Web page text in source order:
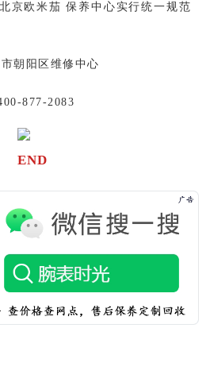
京欧米茄 保养中心实行统一规范
朝阳区维修中心
877-2083
END